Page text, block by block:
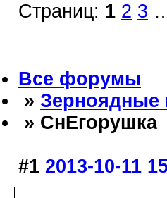
Страниц: 1 2 3
Все форумы
» Зерноядные
» СнЕгорушка
#1 2013-10-11